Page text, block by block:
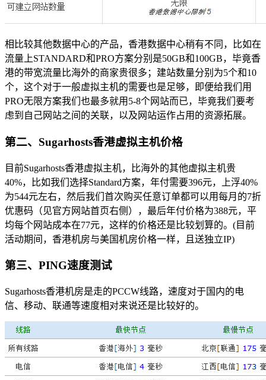
相比较其他数据中心的产品，香港数据中心稍有不同，比如在
流量上STANDARD和PRO方案分别是50GB和100GB，毕竟香
港的带宽流量比海外的商家贵很多；建站数量分别为5个和10
个，这个对于一般虚拟主机的需要也是足够，即便给我们用
PRO无限方案我们也最多就用5-8个网站而已，毕竟我们要考
虑到自己网站之间的关联，以及网站运作占用的资源拓展。
第二、Sugarhosts香港虚拟主机价格
目前Sugarhosts香港虚拟主机，比海外的其他虚拟主机贵
40%，比如我们选择Standard方案，年付需要396元，上浮40%
为544元左右，然后我们首次购买任意订单都可以用每月的7折
优惠码（见官方网站首页右侧），最后年付价格为388元，平
均每个网站成本在77元，这样的价格还是比较划算的。(目前
活动期间，香港机房与美国机房价格一样，且送独立IP)
第三、PING速度测试
Sugarhosts香港机房是走的PCCW线路，速度对于国内的电
信、移动、联通等速度相对来说还是比较好的。